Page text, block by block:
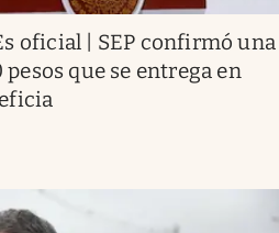
oficial | SEP confirmó una
que se entrega en